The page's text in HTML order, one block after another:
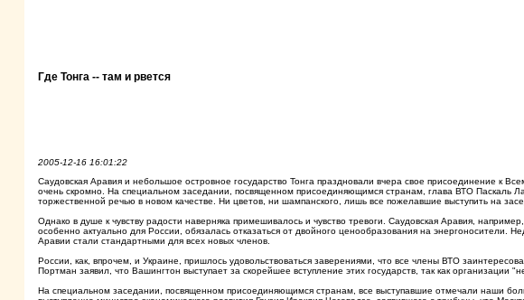
Где Тонга -- там и рвется
2005-12-16 16:01:22
Саудовская Аравия и небольшое островное государство Тонга праздновали вчера свое присоединение к
очень скромно. На специальном заседании, посвященном присоединяющимся странам, глава ВТО Паскаль
торжественной речью в новом качестве. Ни цветов, ни шампанского, лишь все пожелавшие выступить на
Однако в душе к чувству радости наверняка примешивалось и чувство тревоги. Саудовская Аравия,
особенно актуально для России, обязалась отказаться от двойного ценообразования на энергоносители.
Аравии стали стандартными для всех новых членов.
России, как, впрочем, и Украине, пришлось удовольствоваться заверениями, что все члены ВТО
Портман заявил, что Вашингтон выступает за скорейшее вступление этих государств, так как организации
На специальном заседании, посвященном присоединяющимся странам, все выступавшие отмечали наши